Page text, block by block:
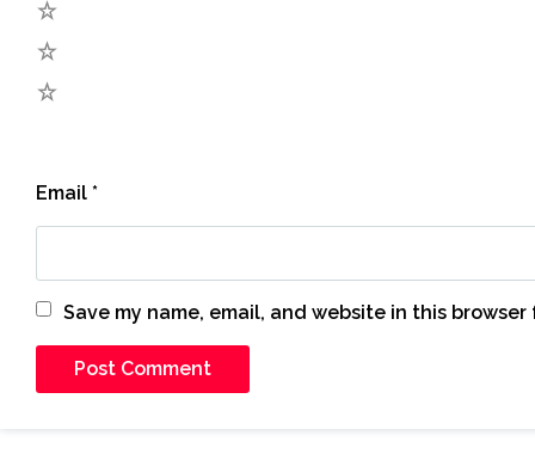
Email *
Save my name, email, and website in this